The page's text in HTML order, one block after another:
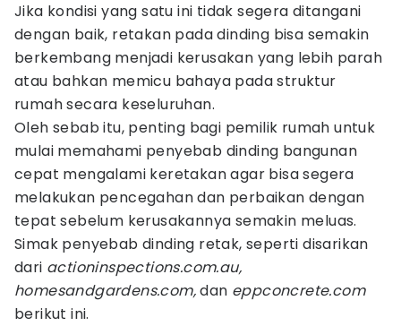
Jika kondisi yang satu ini tidak segera ditangani
dengan baik, retakan pada dinding bisa semakin
berkembang menjadi kerusakan yang lebih parah
atau bahkan memicu bahaya pada struktur
rumah secara keseluruhan.
Oleh sebab itu, penting bagi pemilik rumah untuk
mulai memahami penyebab dinding bangunan
cepat mengalami keretakan agar bisa segera
melakukan pencegahan dan perbaikan dengan
tepat sebelum kerusakannya semakin meluas.
Simak penyebab dinding retak, seperti disarikan
dari actioninspections.com.au,
homesandgardens.com,dan eppconcrete.com
berikut ini.